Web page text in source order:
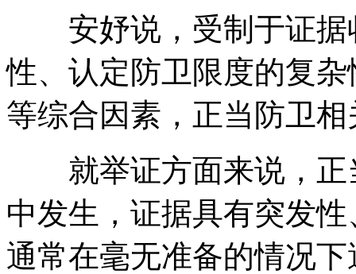
安妤说，受制于证据
性、认定防卫限度的复
等综合因素，正当防卫
就举证方面来说，正
中发生，证据具有突发
通常在毫无准备的情况